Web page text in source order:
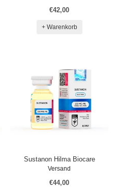
€42,00
+ Warenkorb
Sustanon Hilma Biocare
Versand
€44,00